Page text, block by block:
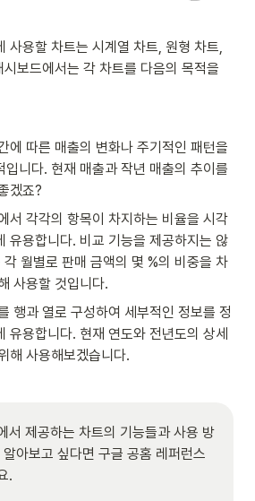
사용할 차트는 시계열 차트, 원형 차트,
보드에서는 각 차트를 다음의 목적을
에 따른 매출의 변화나 주기적인 패턴을
입니다. 현재 매출과 작년 매출의 추이를
겠죠?
서 각각의 항목이 차지하는 비율을 시각
유용합니다. 비교 기능을 제공하지는 않
월별로 판매 금액의 몇 %의 비중을 차
사용할 것입니다.
행과 열로 구성하여 세부적인 정보를 정
유용합니다. 현재 연도와 전년도의 상세
해 사용해보겠습니다.
서 제공하는 차트의 기능들과 사용 방
아보고 싶다면 구글 공홈 레퍼런스
.